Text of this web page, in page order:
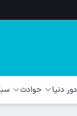
دور دنیا حوادث